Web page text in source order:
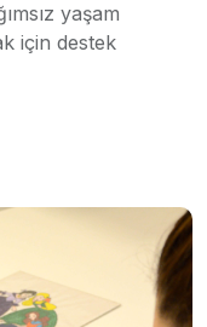
yaşam
için destek